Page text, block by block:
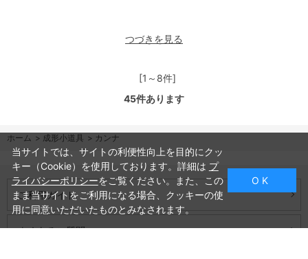
つづきを見る
[1～8件]
45件あります
ホーム > 成形小道具 > カンナ
ご利用ガイド
よくあるご質問
当サイトでは、サイトの利便性向上を目的にクッ
キー（Cookie）を使用しております。詳細は プ
ライバシーポリシーをご覧ください。また、この
まま当サイトをご利用になる場合、クッキーの使
用に同意いただいたものとみなされます。
O K